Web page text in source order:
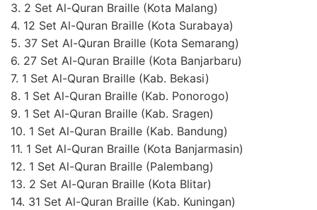
3. 2 Set Al-Quran Braille (Kota Malang)
4. 12 Set Al-Quran Braille (Kota Surabaya)
5. 37 Set Al-Quran Braille (Kota Semarang)
6. 27 Set Al-Quran Braille (Kota Banjarbaru)
7. 1 Set Al-Quran Braille (Kab. Bekasi)
8. 1 Set Al-Quran Braille (Kab. Ponorogo)
9. 1 Set Al-Quran Braille (Kab. Sragen)
10. 1 Set Al-Quran Braille (Kab. Bandung)
11. 1 Set Al-Quran Braille (Kota Banjarmasin)
12. 1 Set Al-Quran Braille (Palembang)
13. 2 Set Al-Quran Braille (Kota Blitar)
14. 31 Set Al-Quran Braille (Kab. Kuningan)